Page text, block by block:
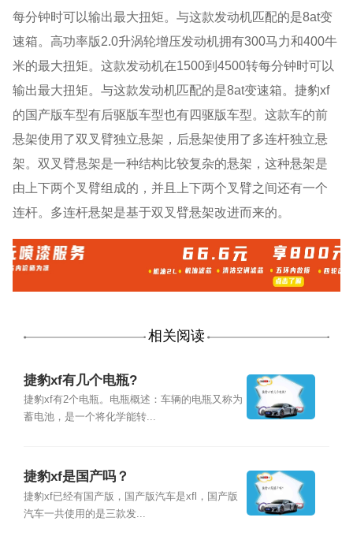
每分钟时可以输出最大扭矩。与这款发动机匹配的是8at变
速箱。高功率版2.0升涡轮增压发动机拥有300马力和400牛
米的最大扭矩。这款发动机在1500到4500转每分钟时可以
输出最大扭矩。与这款发动机匹配的是8at变速箱。捷豹xf
的国产版车型有后驱版车型也有四驱版车型。这款车的前
悬架使用了双叉臂独立悬架，后悬架使用了多连杆独立悬
架。双叉臂悬架是一种结构比较复杂的悬架，这种悬架是
由上下两个叉臂组成的，并且上下两个叉臂之间还有一个
连杆。多连杆悬架是基于双叉臂悬架改进而来的。
相关阅读
捷豹xf有几个电瓶?
捷豹xf有2个电瓶。电瓶概述：车辆的电瓶又称为
蓄电池，是一个将化学能转...
捷豹xf是国产吗？
捷豹xf已经有国产版，国产版汽车是xfl，国产版
汽车一共使用的是三款发...